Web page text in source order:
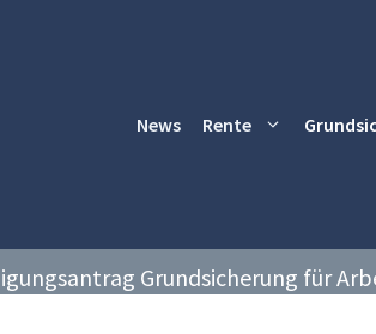
News Rente
Grundsicherung für